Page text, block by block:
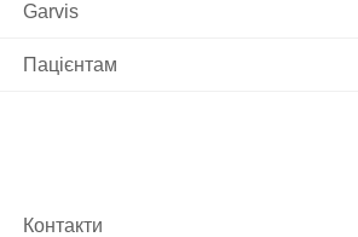
Garvis
Пацієнтам
Контакти